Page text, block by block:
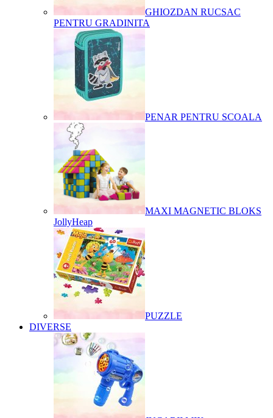
GHIOZDAN RUCSAC
PENTRU GRADINITA
PENAR PENTRU SCOALA
MAXI MAGNETIC BLOKS
JollyHeap
PUZZLE
DIVERSE